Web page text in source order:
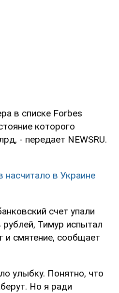
в списке Forbes
которого
- передает NEWSRU.
насчитало в Украине
счет упали
Тимур испытал
и смятение, сообщает
улыбку. Понятно, что
Но я ради